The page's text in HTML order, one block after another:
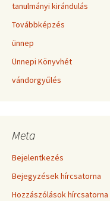
tanulmányi kirándulás
Továbbképzés
ünnep
Ünnepi Könyvhét
vándorgyűlés
Meta
Bejelentkezés
Bejegyzések hírcsatorna
Hozzászólások hírcsatorna